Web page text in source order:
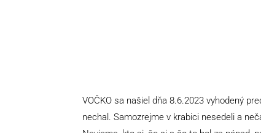
VOČKO sa našiel dňa 8.6.2023 vyhodený
nechal. Samozrejme v krabici nesedeli a